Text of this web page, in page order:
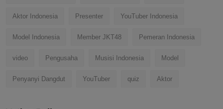
Aktor Indonesia Presenter YouTuber Indonesia
Model Indonesia Member JKT48 Pemeran Indonesia
video Pengusaha Musisi Indonesia Model
Penyanyi Dangdut YouTuber quiz Aktor